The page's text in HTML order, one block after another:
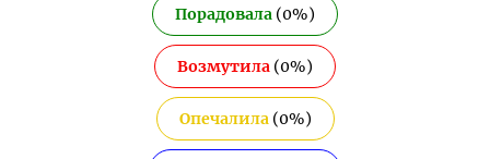
Порадовала (0%)
Возмутила (0%)
Опечалила(0%)